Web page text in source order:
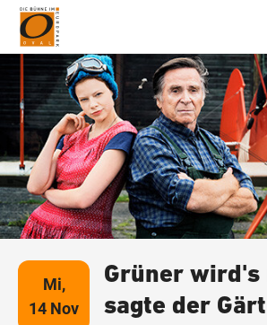
Wegbeschreibung
Mi,
14 Nov
Grüner wird's
sagte der